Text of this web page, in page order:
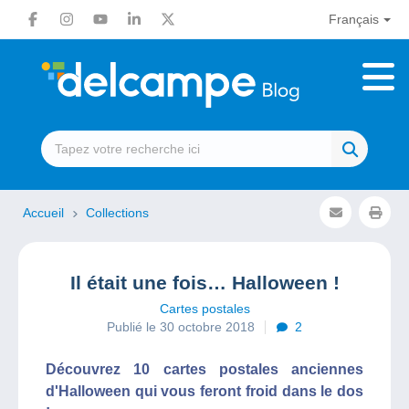
Français
Accueil Collections
Il était une fois… Halloween !
Cartes postales
Publié le 30 octobre 2018
2
Découvrez 10 cartes postales anciennes
d'Halloween qui vous feront froid dans le dos